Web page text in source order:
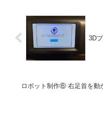
3D
ロボット制作⑥ 右足首を動